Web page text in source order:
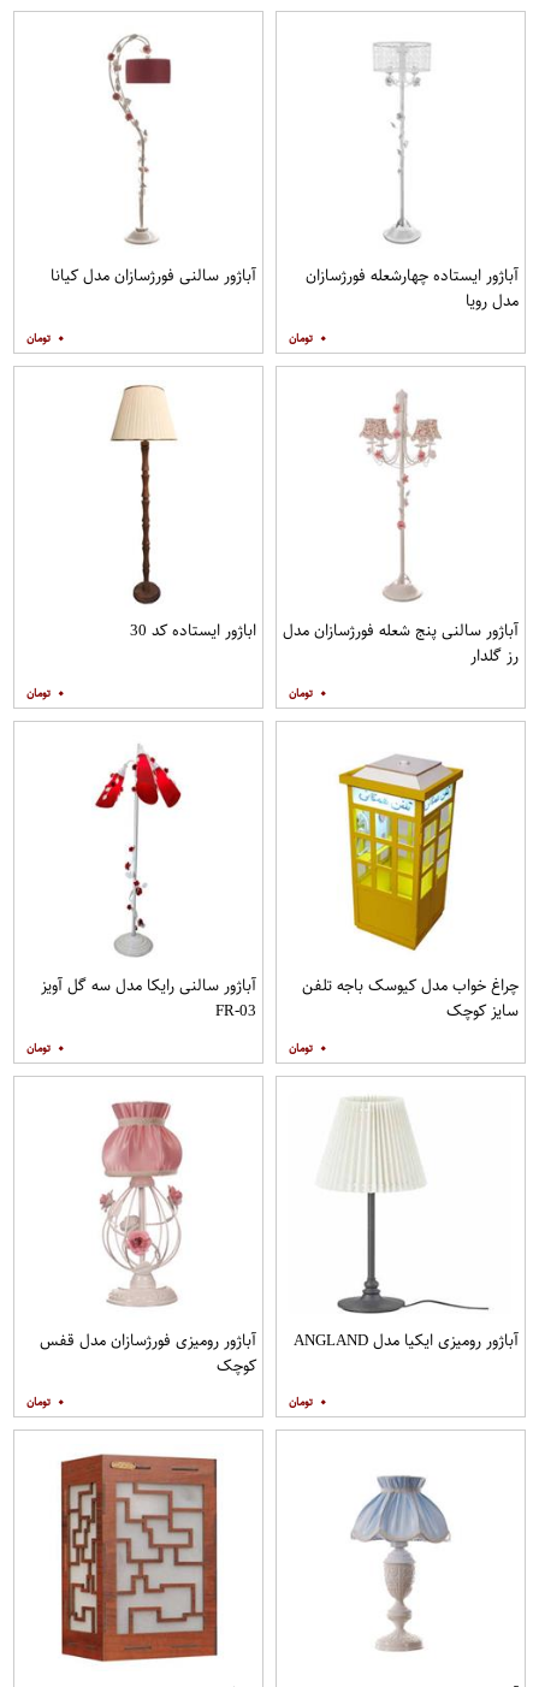
آباژور ایستاده چهارشعله فورژسازان
مدل رویا
۰
آباژور سالنی فورژسازان مدل کیانا
۰
آباژور سالنی پنج شعله فورژسازان مدل
رز گلدار
۰
اباژور ایستاده کد 30
۰
چراغ خواب مدل کیوسک باجه تلفن
سایز کوچک
۰
آباژور سالنی رایکا مدل سه گل آویز
FR-03
۰
آباژور رومیزی ایکیا مدل ANGLAND
۰
آباژور رومیزی فورژسازان مدل قفس
کوچک
۰